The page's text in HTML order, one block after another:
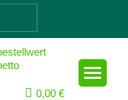
0,00 €